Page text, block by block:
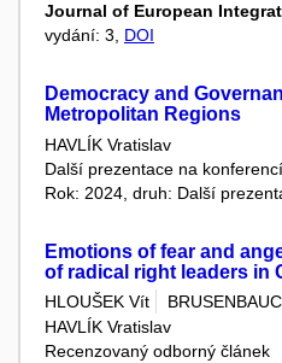
Journal of European
vydání: 3, DOI
Democracy and
Metropolitan Regions
HAVLÍK Vratislav
Další prezentace na
Rok: 2024, druh: Další
Emotions of fear and
of radical right leaders in
HLOUŠEK Vít
HAVLÍK Vratislav
Recenzovaný odborný článek